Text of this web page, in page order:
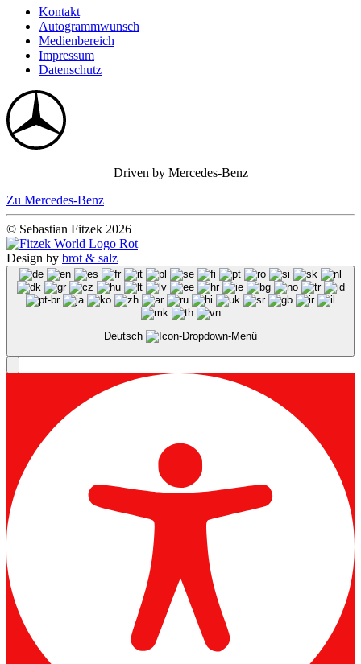
Kontakt
Autogrammwunsch
Medienbereich
Impressum
Datenschutz
Driven by Mercedes-Benz
Zu Mercedes-Benz
© Sebastian Fitzek 2026
Design by brot & salz
Deutsch